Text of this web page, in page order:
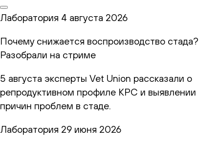
Лаборатория 4 августа 2026
Почему снижается воспроизводство стада?
Разобрали на стриме
5 августа эксперты Vet Union рассказали о
репродуктивном профиле КРС и выявлении
причин проблем в стаде.
Лаборатория 29 июня 2026